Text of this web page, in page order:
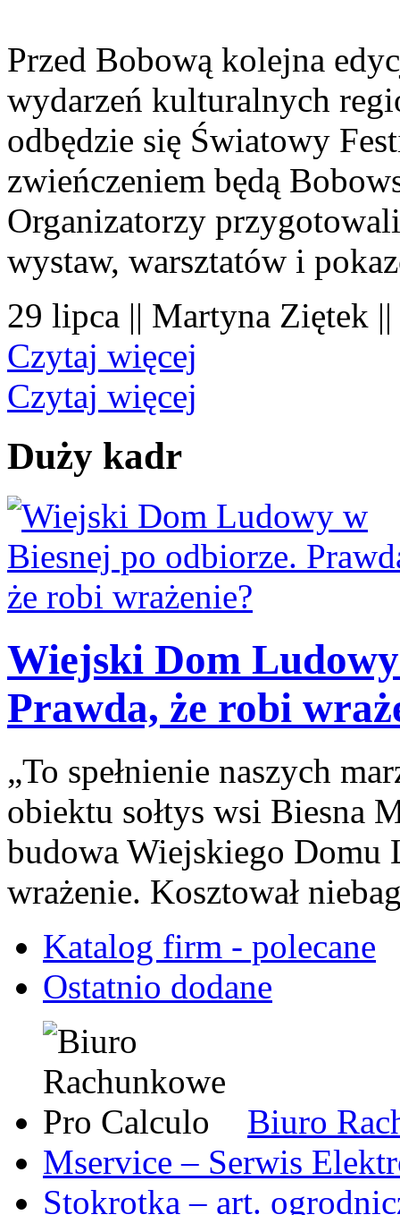
Przed Bobową kolejna
wydarzeń kulturalnych
odbędzie się Światowy
zwieńczeniem będą
Organizatorzy
wystaw, warsztatów i
29 lipca || Martyna Ziętek
Czytaj więcej
Czytaj więcej
Duży kadr
Wiejski Dom
Prawda, że robi
„To spełnienie naszych
obiektu sołtys wsi Biesna
budowa Wiejskiego Domu
wrażenie. Kosztował
Katalog firm - polecane
Ostatnio dodane
Biuro
Mservice – Serwis
Stokrotka – art.